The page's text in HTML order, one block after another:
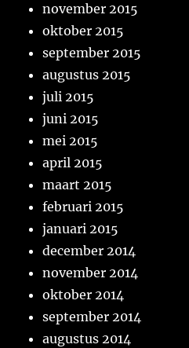
november 2015
oktober 2015
september 2015
augustus 2015
juli 2015
juni 2015
mei 2015
april 2015
maart 2015
februari 2015
januari 2015
december 2014
november 2014
oktober 2014
september 2014
augustus 2014